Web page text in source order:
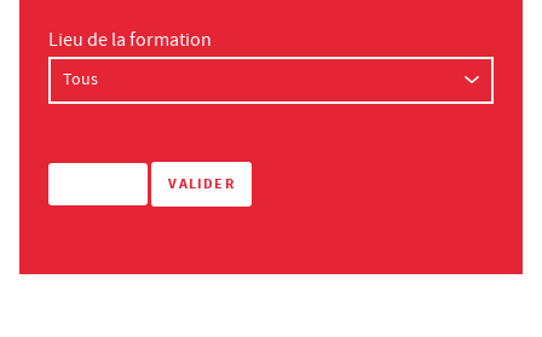
Lieu de la formation